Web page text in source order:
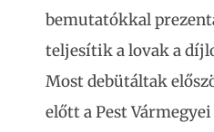
bemutatókkal
teljesítik a lovak a
Most debütáltak
előtt a Pest